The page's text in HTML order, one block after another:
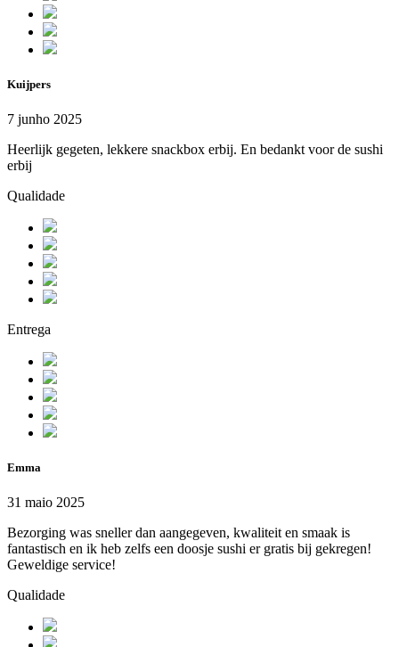
Kuijpers
7 junho 2025
Heerlijk gegeten, lekkere snackbox erbij. En bedankt voor de sushi
erbij
Qualidade
Entrega
Emma
31 maio 2025
Bezorging was sneller dan aangegeven, kwaliteit en smaak is
fantastisch en ik heb zelfs een doosje sushi er gratis bij gekregen!
Geweldige service!
Qualidade